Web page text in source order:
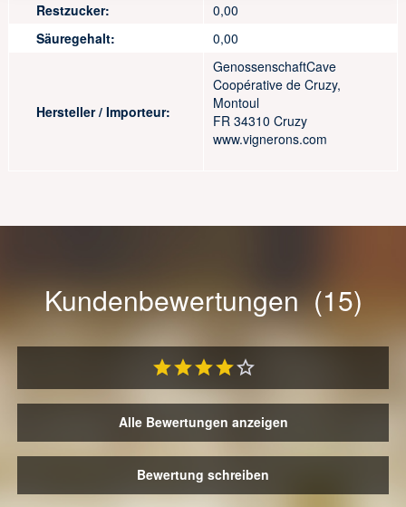
Restzucker:
0,00
Säuregehalt:
0,00
Hersteller / Importeur:
GenossenschaftCave
Coopérative de Cruzy,
Montoul
FR 34310 Cruzy
www.vignerons.com
Kundenbewertungen (15)
Alle Bewertungen anzeigen
Bewertung schreiben